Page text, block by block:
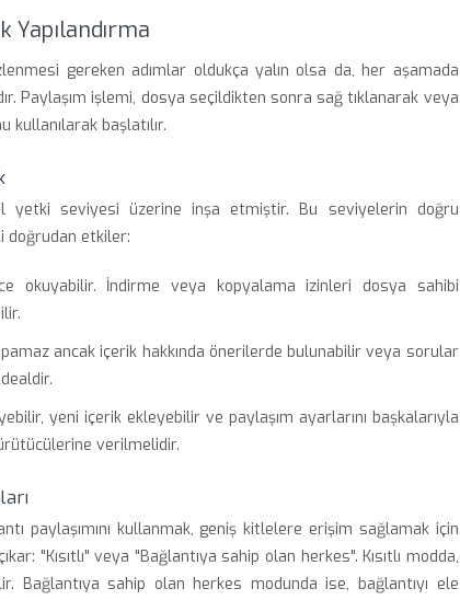
Yapılandırma
gereken adımlar oldukça yalın olsa da, her aşamada
Paylaşım işlemi, dosya seçildikten sonra sağ tıklanarak veya
kullanılarak başlatılır.
yetki seviyesi üzerine inşa etmiştir. Bu seviyelerin doğru
doğrudan etkiler:
okuyabilir. İndirme veya kopyalama izinleri dosya sahibi
ancak içerik hakkında önerilerde bulunabilir veya sorular
yeni içerik ekleyebilir ve paylaşım ayarlarını başkalarıyla
verilmelidir.
paylaşımını kullanmak, geniş kitlelere erişim sağlamak için
"Kısıtlı" veya "Bağlantıya sahip olan herkes". Kısıtlı modda,
Bağlantıya sahip olan herkes modunda ise, bağlantıyı ele